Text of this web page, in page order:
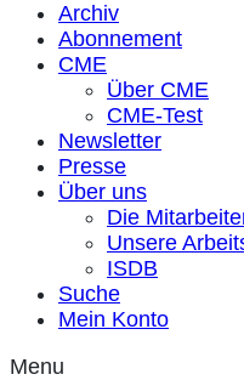
Archiv
Abonnement
CME
Über CME
CME-Test
Newsletter
Presse
Über uns
Die
Unsere
ISDB
Suche
Mein Konto
Menu